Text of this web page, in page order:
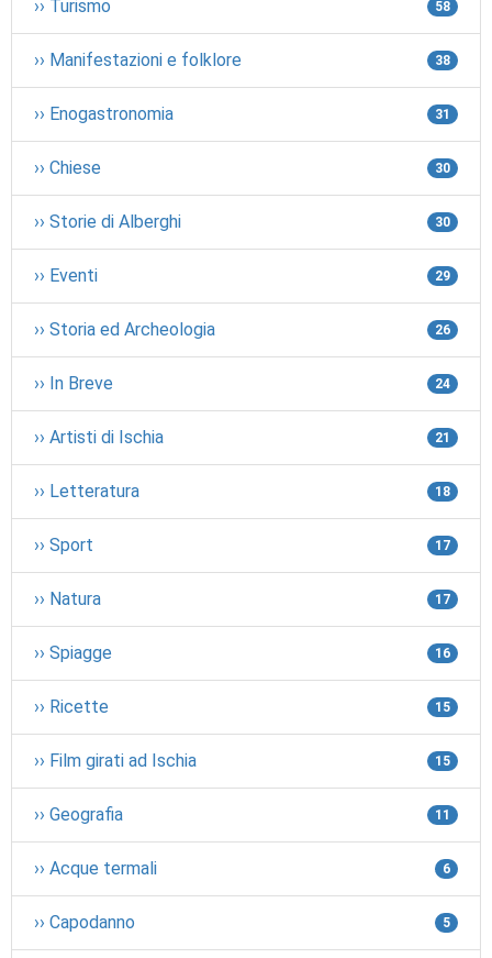
›› Turismo 58
›› Manifestazioni e folklore 38
›› Enogastronomia 31
›› Chiese 30
›› Storie di Alberghi 30
›› Eventi 29
›› Storia ed Archeologia 26
›› In Breve 24
›› Artisti di Ischia 21
›› Letteratura 18
›› Sport 17
›› Natura 17
›› Spiagge 16
›› Ricette 15
›› Film girati ad Ischia 15
›› Geografia 11
›› Acque termali 6
›› Capodanno 5